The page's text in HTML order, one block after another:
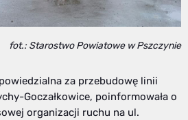
fot.: Starostwo Powiatowe w Pszczynie
za przebudowę linii
Goczałkowice, poinformowała o
organizacji ruchu na ul.